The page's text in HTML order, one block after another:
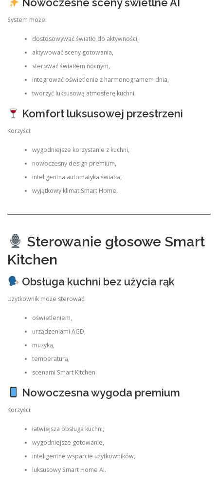
System może:
dostosowywać światło do aktywności,
aktywować sceny gotowania,
sterować światłem nocnym,
integrować oświetlenie z harmonogramem dnia,
tworzyć luksusową atmosferę kuchni.
Komfort luksusowej przestrzeni
Korzyści:
wygodniejsze korzystanie z kuchni,
nowoczesny design premium,
inteligentna automatyka światła,
wyjątkowy klimat Smart Home.
Sterowanie głosowe Smart
Kitchen
Obsługa kuchni bez użycia rąk
Użytkownik może sterować:
oświetleniem,
urządzeniami AGD,
muzyką,
temperaturą,
scenami Smart Kitchen.
Nowoczesna wygoda premium
Korzyści:
łatwiejsza obsługa kuchni,
wygodniejsze gotowanie,
inteligentne wsparcie użytkowników,
luksusowy Smart Home AI.